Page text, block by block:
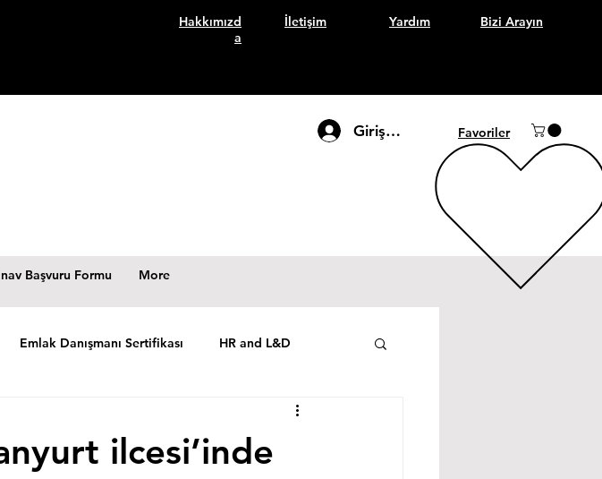
Hakkımızd
a
İletişim Yardım Bizi Arayın
Giriş Yap Favoriler
Başvuru Formu More
Emlak Danışmanı Sertifikası HR and L&D
ilcesi’inde